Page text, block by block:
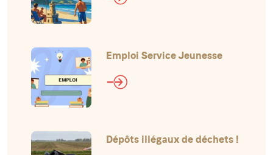
Emploi Service Jeunesse
Dépôts illégaux de déchets !